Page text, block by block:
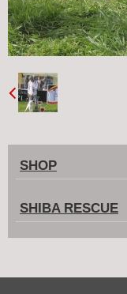
SHOP
SHIBA RESCUE